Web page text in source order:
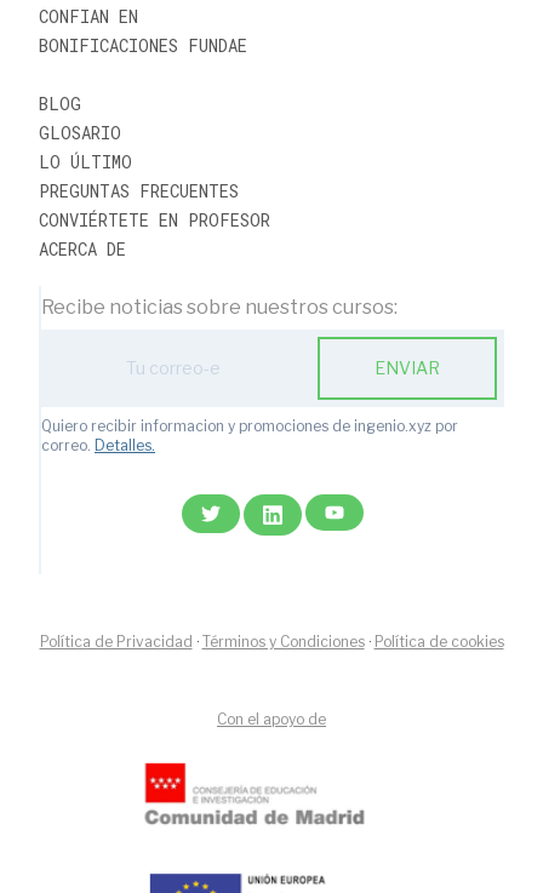
CONFIAN EN
BONIFICACIONES FUNDAE
BLOG
GLOSARIO
LO ÚLTIMO
PREGUNTAS FRECUENTES
CONVIÉRTETE EN PROFESOR
ACERCA DE
Recibe noticias sobre nuestros cursos:
ENVIAR
Quiero recibir informacion y promociones de ingenio.xyz por
correo. Detalles.
Política de Privacidad · Términos y Condiciones· Política de cookies
Con el apoyo de